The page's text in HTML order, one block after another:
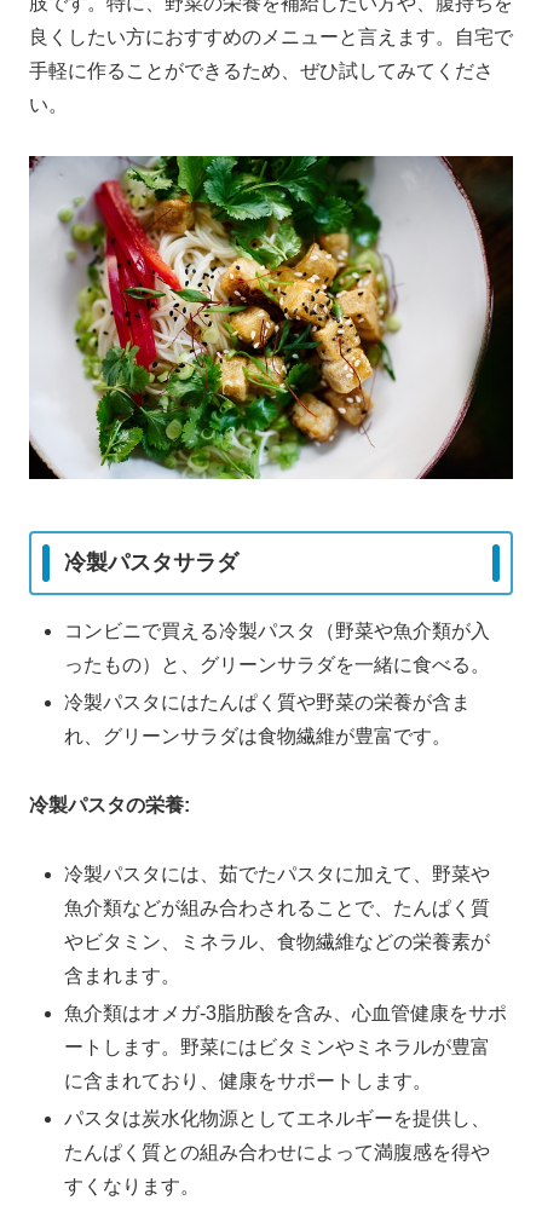
良くしたい方におすすめのメニューと言えます。自宅で
手軽に作ることができるため、ぜひ試してみてくださ
い。
冷製パスタサラダ
コンビニで買える冷製パスタ（野菜や魚介類が入
ったもの）と、グリーンサラダを一緒に食べる。
冷製パスタにはたんぱく質や野菜の栄養が含ま
れ、グリーンサラダは食物繊維が豊富です。
冷製パスタの栄養:
冷製パスタには、茹でたパスタに加えて、野菜や
魚介類などが組み合わされることで、たんぱく質
やビタミン、ミネラル、食物繊維などの栄養素が
含まれます。
魚介類はオメガ-3脂肪酸を含み、心血管健康をサポ
ートします。野菜にはビタミンやミネラルが豊富
に含まれており、健康をサポートします。
パスタは炭水化物源としてエネルギーを提供し、
たんぱく質との組み合わせによって満腹感を得や
すくなります。